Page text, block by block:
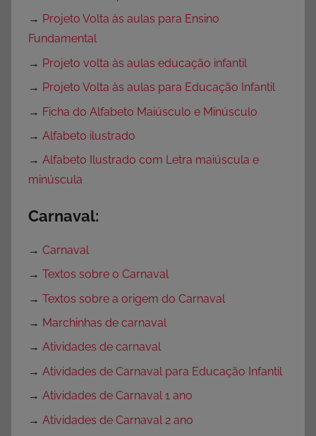
→ Projeto Volta às aulas para Ensino
Fundamental
→ Projeto volta às aulas educação infantil
→ Projeto Volta às aulas para Educação Infantil
→ Ficha do Alfabeto Maiúsculo e Minúsculo
→ Alfabeto ilustrado
→ Alfabeto Ilustrado com Letra maiúscula e
minúscula
Carnaval:
→ Carnaval
→ Textos sobre o Carnaval
→ Textos sobre a origem do Carnaval
→ Marchinhas de carnaval
→ Atividades de carnaval
→ Atividades de Carnaval para Educação Infantil
→ Atividades de Carnaval 1 ano
→ Atividades de Carnaval 2 ano